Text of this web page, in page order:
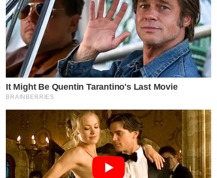
It Might Be Quentin Tarantino's Last Movie
BRAINBERRIES